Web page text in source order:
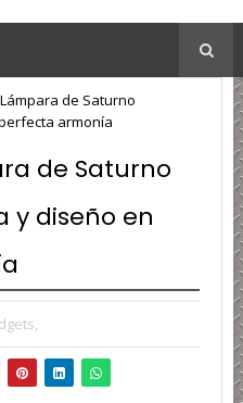
de Saturno
armonía
de Saturno
y diseño en